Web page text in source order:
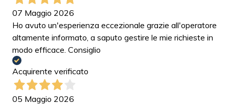
07 Maggio 2026
Ho avuto un'esperienza eccezionale grazie all'operatore
altamente informato, a saputo gestire le mie richieste in
modo efficace. Consiglio
Acquirente verificato
05 Maggio 2026